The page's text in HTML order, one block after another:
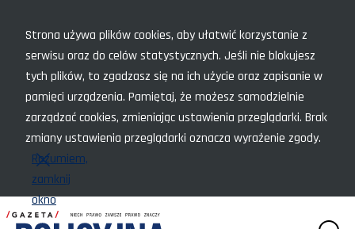
Strona używa plików cookies, aby ułatwić korzystanie z
serwisu oraz do celów statystycznych. Jeśli nie blokujesz
tych plików, to zgadzasz się na ich użycie oraz zapisanie w
pamięci urządzenia. Pamiętaj, że możesz samodzielnie
zarządzać cookies, zmieniając ustawienia przeglądarki. Brak
zmiany ustawienia przeglądarki oznacza wyrażenie zgody.
Rozumiem,
zamknij
okno